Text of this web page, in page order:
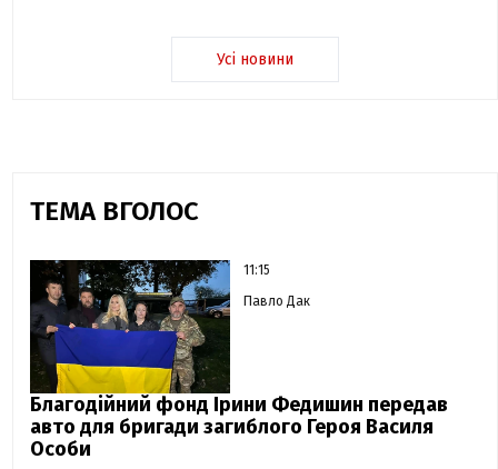
Усі новини
ТЕМА ВГОЛОС
11:15
Павло Дак
Благодійний фонд Ірини Федишин передав
авто для бригади загиблого Героя Василя
Особи